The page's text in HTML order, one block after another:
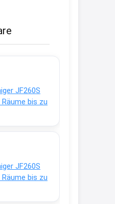
JF260S
bis zu
JF260S
bis zu
de-
gibt es keine
mehr / wurde